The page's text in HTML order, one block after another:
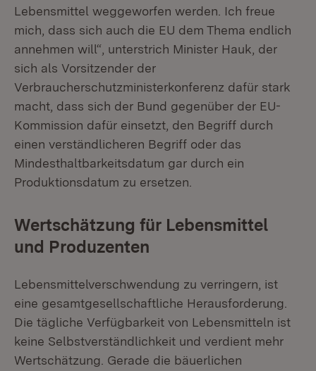
Lebensmittel weggeworfen werden. Ich freue
mich, dass sich auch die EU dem Thema endlich
annehmen will“, unterstrich Minister Hauk, der
sich als Vorsitzender der
Verbraucherschutzministerkonferenz dafür stark
macht, dass sich der Bund gegenüber der EU-
Kommission dafür einsetzt, den Begriff durch
einen verständlicheren Begriff oder das
Mindesthaltbarkeitsdatum gar durch ein
Produktionsdatum zu ersetzen.
Wertschätzung für Lebensmittel
und Produzenten
Lebensmittelverschwendung zu verringern, ist
eine gesamtgesellschaftliche Herausforderung.
Die tägliche Verfügbarkeit von Lebensmitteln ist
keine Selbstverständlichkeit und verdient mehr
Wertschätzung. Gerade die bäuerlichen